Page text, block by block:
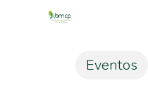
Eventos